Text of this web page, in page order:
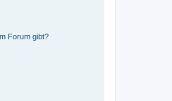
Forum gibt?